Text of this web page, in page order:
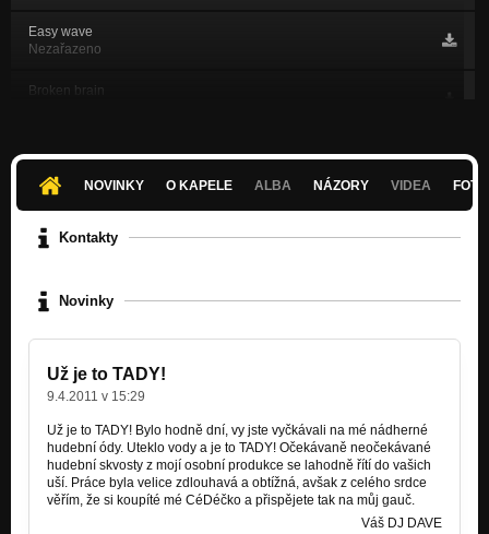
Easy wave
Nezařazeno
Broken brain
Blue laser
Nezařazeno
Nezařazeno
box full of colours
Nezařazeno
BLUE
Nezařazeno
CRAZY CRAZY CRAZY!!!
NOVINKY O KAPELE ALBA NÁZORY VIDEA
Kontakty
Novinky
Už je to TADY!
9.4.2011 v 15:29
Už je to TADY! Bylo hodně dní, vy jste vyčkávali na mé nádherné
hudební ódy. Uteklo vody a je to TADY! Očekávaně neočekávané
hudební skvosty z mojí osobní produkce se lahodně řítí do vašich
uší. Práce byla velice zdlouhavá a obtížná, avšak z celého srdce
věřím, že si koupíté mé CéDéčko a přispějete tak na můj gauč.
Váš DJ DAVE